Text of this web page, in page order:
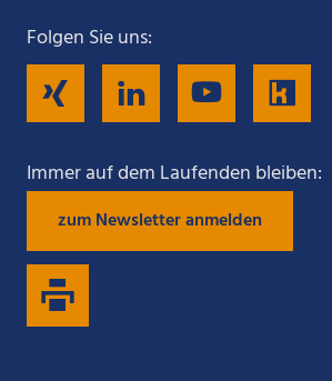
Folgen Sie uns:
Folgen
Sie
uns
auf
Folgen
Sie
uns
Folgen
Sie
uns
Sie
Immer auf dem Laufenden bleiben:
zum Newsletter anmelden